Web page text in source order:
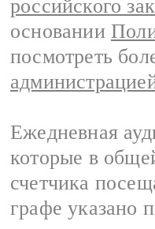
российского
основании
посмотреть
Ежедневная
которые в
счетчика
графе указано